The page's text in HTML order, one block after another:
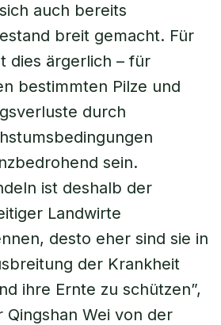
auch bereits
breit gemacht. Für
dies ärgerlich – für
bestimmten Pilze und
durch
sein.
ist deshalb der
Landwirte
desto eher sind sie in
der Krankheit
ihre Ernte zu schützen”,
Qingshan Wei von der